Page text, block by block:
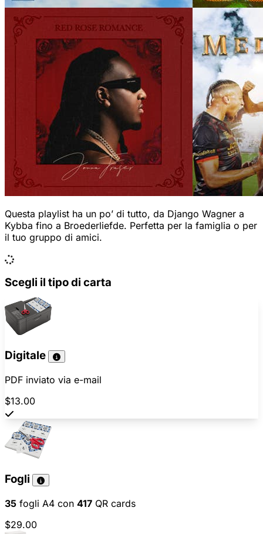
Questa playlist ha un po’ di tutto, da Django Wagner a
Kybba fino a Broederliefde. Perfetta per la famiglia o per
il tuo gruppo di amici.
Scegli il tipo di carta
Digitale
PDF inviato via e-mail
$13.00
Fogli
35 fogli A4 con 417 QR cards
$29.00